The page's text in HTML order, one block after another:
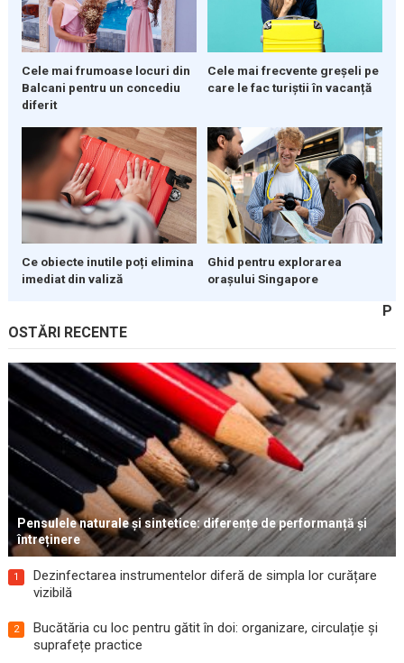
Cele mai frumoase locuri din
Balcani pentru un concediu
diferit
Cele mai frecvente greșeli pe
care le fac turiștii în vacanță
Ce obiecte inutile poți elimina
imediat din valiză
Ghid pentru explorarea
orașului Singapore
P
OSTĂRI RECENTE
Pensulele naturale și sintetice: diferențe de performanță și
întreținere
1
Dezinfectarea instrumentelor diferă de simpla lor curățare
vizibilă
2
Bucătăria cu loc pentru gătit în doi: organizare, circulație și
suprafețe practice